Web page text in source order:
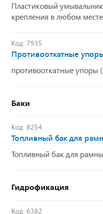
Пластиковый
крепления в любом
Код: 7935
Противооткатные
противооткатные
Баки
Код: 8254
Топливный бак для
Топливный бак для
Гидрофикация
Код: 6382